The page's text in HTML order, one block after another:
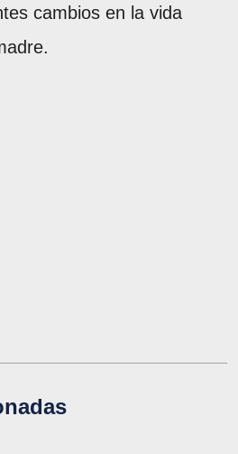
cambios en la vida